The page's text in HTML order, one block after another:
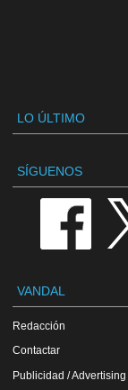
LO ÚLTIMO
SÍGUENOS
VANDAL
Redacción
Contactar
Publicidad / Advertising